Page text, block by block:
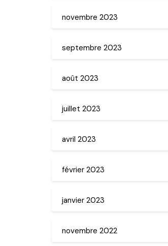
novembre 2023
septembre 2023
août 2023
juillet 2023
avril 2023
février 2023
janvier 2023
novembre 2022